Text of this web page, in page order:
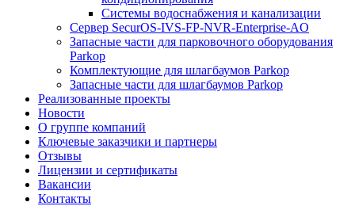
Системы водоснабжения и канализации
Сервер SecurOS-IVS-FP-NVR-Enterprise-AO
Запасные части для парковочного оборудования
Parkop
Комплектующие для шлагбаумов Parkop
Запасные части для шлагбаумов Parkop
Реализованные проекты
Новости
О группе компаний
Ключевые заказчики и партнеры
Отзывы
Лицензии и сертификаты
Вакансии
Контакты